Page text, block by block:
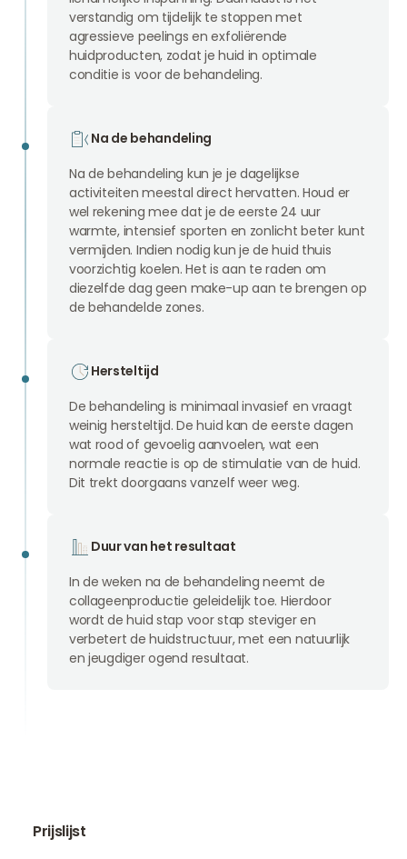
verstandig om tijdelijk te stoppen met
agressieve peelings en exfoliërende
huidproducten, zodat je huid in optimale
conditie is voor de behandeling.
Na de behandeling
Na de behandeling kun je je dagelijkse
activiteiten meestal direct hervatten. Houd er
wel rekening mee dat je de eerste 24 uur
warmte, intensief sporten en zonlicht beter kunt
vermijden. Indien nodig kun je de huid thuis
voorzichtig koelen. Het is aan te raden om
diezelfde dag geen make-up aan te brengen op
de behandelde zones.
Hersteltijd
De behandeling is minimaal invasief en vraagt
weinig hersteltijd. De huid kan de eerste dagen
wat rood of gevoelig aanvoelen, wat een
normale reactie is op de stimulatie van de huid.
Dit trekt doorgaans vanzelf weer weg.
Duur van het resultaat
In de weken na de behandeling neemt de
collageenproductie geleidelijk toe. Hierdoor
wordt de huid stap voor stap steviger en
verbetert de huidstructuur, met een natuurlijk
en jeugdiger ogend resultaat.
Prijslijst